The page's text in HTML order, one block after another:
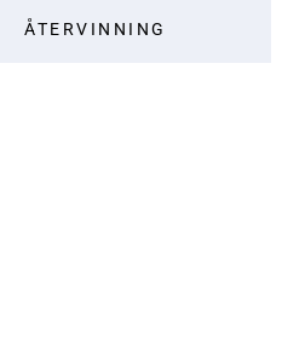
ÅTERVINNING